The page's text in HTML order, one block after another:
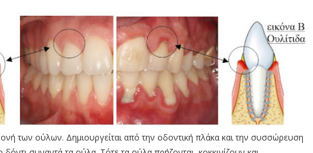
των ούλων. Δημιουργείται από την οδοντική πλάκα και την συσσώρευση